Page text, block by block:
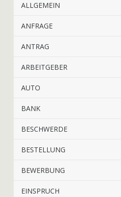
ALLGEMEIN
ANFRAGE
ANTRAG
ARBEITGEBER
AUTO
BANK
BESCHWERDE
BESTELLUNG
BEWERBUNG
EINSPRUCH